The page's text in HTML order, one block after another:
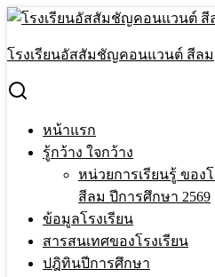
Skip
content
โรงเรียนอัสสัมชัญคอนแวนต์ สีลม
หน้าแรก
รู้กว้าง ใจกว้าง
หน่วยการเรียนรู้ ขอ
สีลม ปีการศึกษา 2569
ข้อมูลโรงเรียน
สารสนเทศของโรงเรียน
ปฎิทินปีการศึกษา
for:
หน้าแรก
พิธีบูชาขอบพระคุณสม
สมภพ ปีการศึกษา 2567
8 Jan 20259 Jan 2025